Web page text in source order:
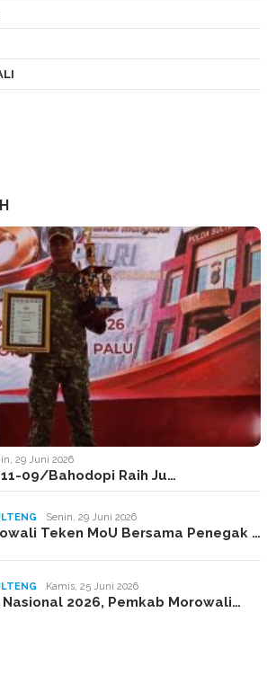
29 Juni 2026
09/Bahodopi Raih Ju…
Senin, 29 Juni 2026
Teken MoU Bersama Penegak …
Kamis, 25 Juni 2026
Nasional 2026, Pemkab Morowali…